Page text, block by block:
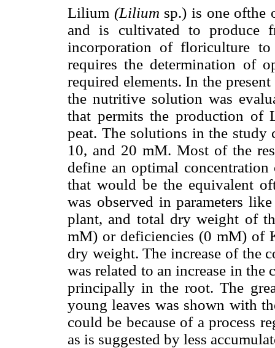
Lilium (Lilium sp.) is one ofthe
and is cultivated to produce
incorporation of floriculture
requires the determination of
required elements. In the
the nutritive solution was
that permits the production
peat. The solutions in the
10, and 20 mM. Most of the
define an optimal
that would be the equivalent
was observed in parameters
plant, and total dry weight of
mM) or deficiencies (0 mM) of
dry weight. The increase of the
was related to an increase in
principally in the root. The
young leaves was shown with
could be because of a process
as is suggested by less